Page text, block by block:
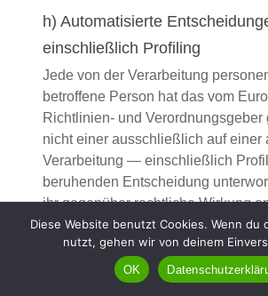
h) Automatisierte
einschließlich Profiling
Jede von der Verarbeitung
betroffene Person hat das vom
Richtlinien- und Verordnungsgeber
nicht einer ausschließlich auf einer
Verarbeitung — einschließlich
beruhenden Entscheidung
ihr gegenüber rechtliche Wirkung
ähnlicher Weise erheblich
Entscheidung (1) nicht für den
Erfüllung eines Vertrags zwischen
Diese Website benutzt Cookies. Wenn du
nutzt, gehen wir von deinem
OK